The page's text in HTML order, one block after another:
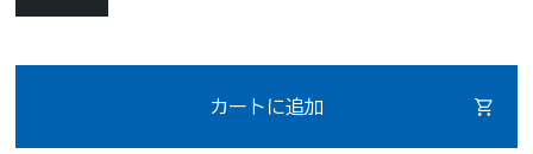
カートに追加